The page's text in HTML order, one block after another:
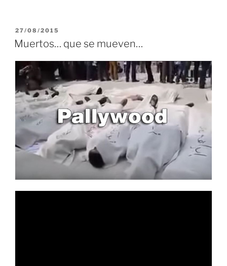
PUBLICADO
EL
27/08/2015
Muertos… que se mueven…